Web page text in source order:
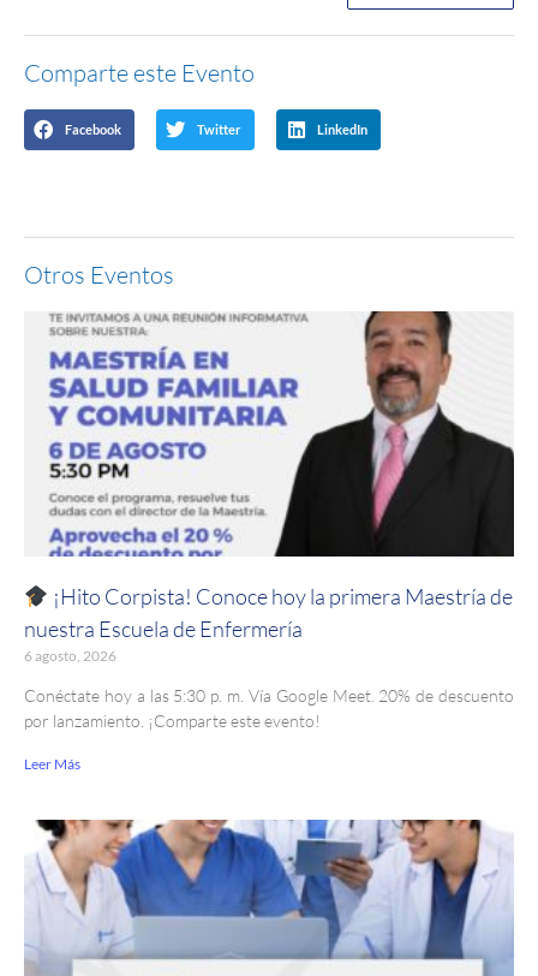
Comparte este Evento
Facebook Twitter LinkedIn
Otros Eventos
¡Hito Corpista! Conoce hoy la primera Maestría de
nuestra Escuela de Enfermería
6 agosto, 2026
Conéctate hoy a las 5:30 p. m. Vía Google Meet. 20% de descuento
por lanzamiento. ¡Comparte este evento!
Leer Más